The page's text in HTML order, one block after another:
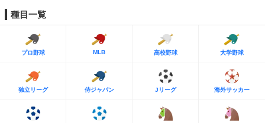
種目一覧
プロ野球 MLB 高校野球 大学野球
独立リーグ 侍ジャパン Jリーグ 海外サッカー